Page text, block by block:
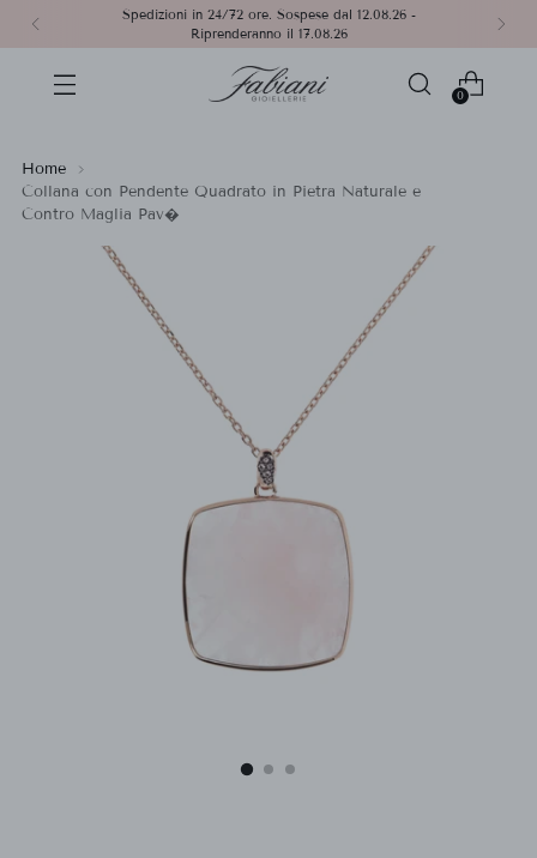
Spedizioni in 24/72 ore. Sospese dal 12.08.26 -
Riprenderanno il 17.08.26
0
Home
Collana con Pendente Quadrato in Pietra Naturale e
Contro Maglia Pav�